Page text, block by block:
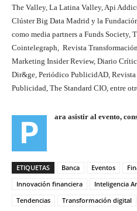
The Valley, La Latina Valley, Api
Clúster Big Data Madrid y la
como media partners a Funds Society,
Cointelegraph, Revista
Marketing Insider Review, Diario
Dir&ge, Periódico PublicidAD,
Publicidad, The Standard CIO, entre
P ara asistir al evento,
ETIQUETAS Banca Eventos
Innovación financiera
Inteligencia
Tendencias
Transformación digital